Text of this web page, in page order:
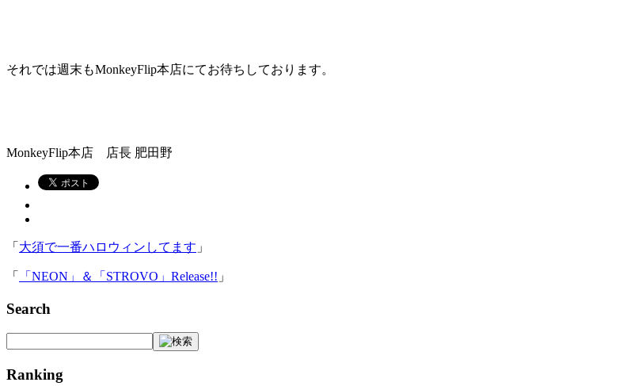
それでは週末もMonkeyFlip本店にてお待ちしております。
MonkeyFlip本店 店長 肥田野
「 大須で一番ハロウィンしてます 」
「 「NEON」＆「STROVO」Release!! 」
Search
Ranking